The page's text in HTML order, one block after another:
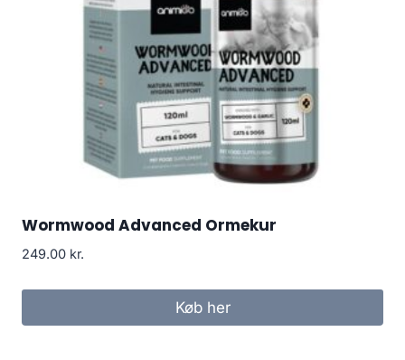
Wormwood Advanced Ormekur
249.00 kr.
Køb her